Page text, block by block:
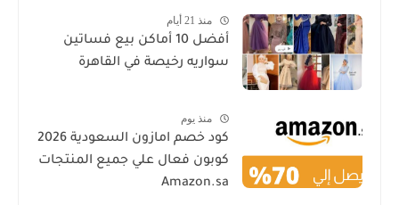
منذ 21 أيام
أفضل 10 أماكن بيع فساتين
سواريه رخيصة في القاهرة
منذ يوم
كود خصم امازون السعودية 2026
كوبون فعال علي جميع المنتجات
Amazon.sa